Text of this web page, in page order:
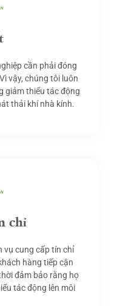
cần phải đóng
vậy, chúng tôi luôn
giảm thiểu tác động
thải khí nhà kính.
chỉ
vụ cung cấp tín chỉ
hàng tiếp cận
đảm bảo rằng họ
tác động lên môi